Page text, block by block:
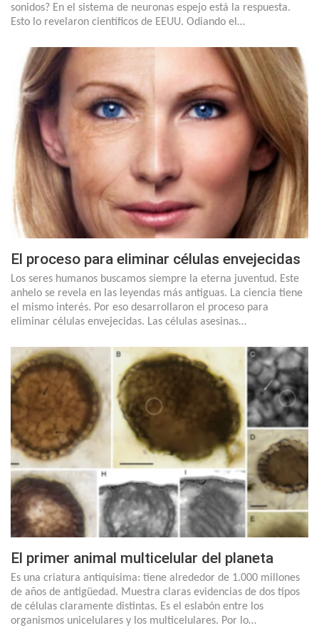
sonidos? En el sistema de neuronas espejo está la respuesta.
Esto lo revelaron científicos de EEUU. Odiando el…
El proceso para eliminar células envejecidas
Los seres humanos buscamos siempre la eterna juventud. Este
anhelo se revela en las leyendas más antiguas. La ciencia tiene
el mismo interés. Por eso desarrollaron el proceso para
eliminar células envejecidas. Las células asesinas…
El primer animal multicelular del planeta
Es una criatura antíquisima: tiene alrededor de 1.000 millones
de años de antigüedad. Muestra claras evidencias de dos tipos
de células claramente distintas. Es el eslabón entre los
organismos unicelulares y los multicelulares. Por lo…